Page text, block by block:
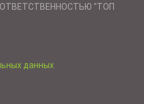
"ТОП
данных